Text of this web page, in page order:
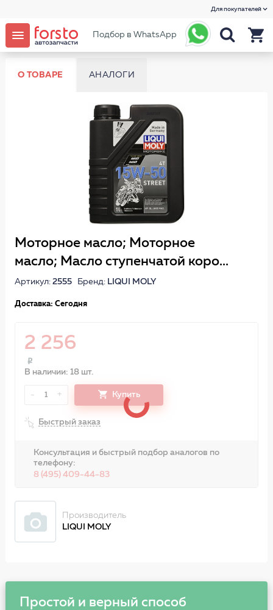
Для покупателей
Подбор в WhatsApp
О ТОВАРЕ АНАЛОГИ
Моторное масло; Моторное
масло; Масло ступенчатой коро...
Артикул: 2555Бренд: LIQUI MOLY
Доставка: Сегодня
2 256
В наличии: 18 шт.
- 1 + Купить
Быстрый заказ
Консультация и быстрый подбор аналогов по
телефону:
8 (495) 409-44-83
Производитель
LIQUI MOLY
Простой и верный способ